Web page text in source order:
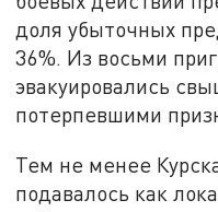
доля убыточных
36%. Из восьми
эвакуировались
потерпевшими
Тем не менее
подавалось как